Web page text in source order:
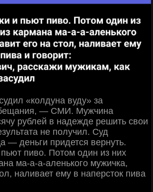
«колдуна вуду» за
— СМИ. Мужчина
рублей в надежде решить свои
не получил. Суд
— деньги придется вернуть.
пиво. Потом один из них
ма-а-а-аленького мужичка,
наливает ему в наперсток пива